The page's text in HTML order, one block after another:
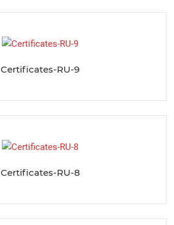
Certificates-RU-9
Certificates-RU-8